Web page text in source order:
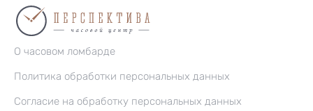
О часовом ломбарде
Политика обработки персональных данных
Согласие на обработку персональных данных